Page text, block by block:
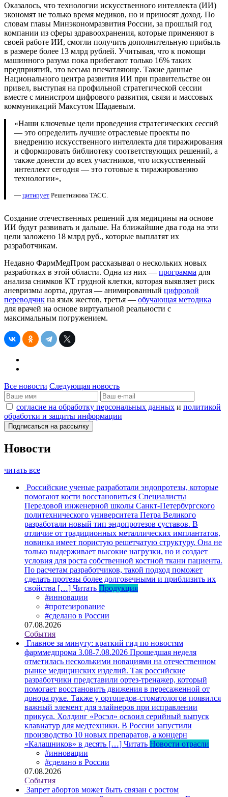
Оказалось, что технологии искусственного интеллекта (ИИ)
экономят не только время медиков, но и приносят доход. По
словам главы Минэкономразвития России, за прошлый год
компании из сферы здравоохранения, которые применяют в
своей работе ИИ, смогли получить дополнительную прибыль
в размере более 13 млрд рублей. Учитывая, что к помощи
машинного разума пока прибегают только 16% таких
предприятий, это весьма впечатляюще. Такие данные
Национального центра развития ИИ при правительстве он
привел, выступая на профильной стратегической сессии
вместе с министром цифрового развития, связи и массовых
коммуникаций Максутом Шадаевым.
«Наши ключевые цели проведения стратегических сессий
— это определить лучшие отраслевые проекты по
внедрению искусственного интеллекта для тиражирования
и сформировать библиотеку соответствующих решений, а
также донести до всех участников, что искусственный
интеллект сегодня — это готовые к тиражированию
технологии»,
— цитирует Решетникова ТАСС.
Создание отечественных решений для медицины на основе
ИИ будут развивать и дальше. На ближайшие два года на эти
цели заложено 18 млрд руб., которые выплатят их
разработчикам.
Недавно ФармМедПром рассказывал о нескольких новых
разработках в этой области. Одна из них — программа для
анализа снимков КТ грудной клетки, которая выявляет риск
аневризмы аорты, другая — анимированный цифровой
переводчик на язык жестов, третья — обучающая методика
для врачей на основе виртуальной реальности с
максимальным погружением.
Все новости Следующая новость
согласие на обработку персональных данных и политикой
обработки и защиты информации
Новости
читать все
Российские ученые разработали эндопротезы, которые
помогают кости восстановиться Специалисты
Передовой инженерной школы Санкт-Петербургского
политехнического университета Петра Великого
разработали новый тип эндопротезов суставов. В
отличие от традиционных металлических имплантатов,
новинка имеет пористую решетчатую структуру. Она не
только выдерживает высокие нагрузки, но и создает
условия для роста собственной костной ткани пациента.
По расчетам разработчиков, такой подход поможет
сделать протезы более долговечными и приблизить их
свойства […] Читать Продукция
#инновации
#протезирование
#сделано в России
07.08.2026
События
Главное за минуту: краткий гид по новостям
фарммедпрома 3.08-7.08.2026 Прошедшая неделя
отметилась несколькими новациями на отечественном
рынке медицинских изделий. Так российские
разработчики представили ортез-тренажер, который
помогает восстановить движения в пересаженной от
донора руке. Также у ортопедов-стоматологов появился
важный элемент для элайнеров при исправлении
прикуса. Холдинг «Росэл» освоил серийный выпуск
клавиатур для медтехники. В России запустили
производство 10 новых препаратов, а концерн
«Калашников» в десять […] Читать Новости отрасли
#инновации
#сделано в России
07.08.2026
События
Запрет абортов может быть связан с ростом